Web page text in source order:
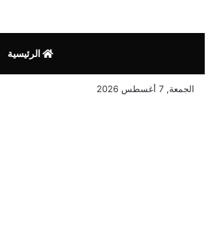
الرئيسية
الجمعة, 7 أغسطس 2026